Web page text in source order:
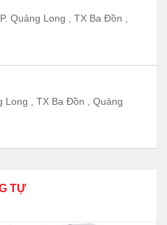
Quảng Long , TX Ba Đồn ,
Long , TX Ba Đồn , Quảng
TỰ